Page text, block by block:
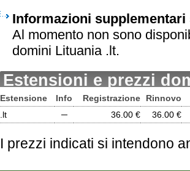
Informazioni
Al momento non sono
domini Lituania .lt.
Estensioni e prezzi
Estensione Info Registrazione Rinnovo
.lt
─ 36.00 € 36.00 €
I prezzi indicati si intendono